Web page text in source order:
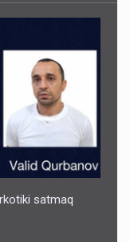
satmaq